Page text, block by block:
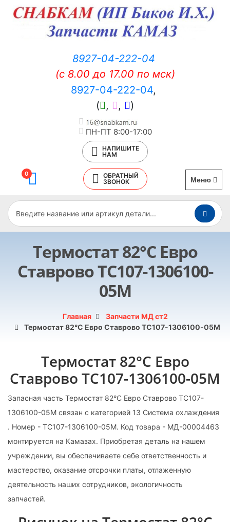
8927-04-222-04
(c 8.00 до 17.00 по мск)
8927-04-222-04,
(
, , )
ПН-ПТ 8:00-17:00
НАПИШИТЕ
НАМ
0
ОБРАТНЫЙ
ЗВОНОК
Меню
Термостат 82°С Евро
Ставрово ТС107-1306100-
05М
Главная
Запчасти МД ст2
Термостат 82°С Евро Ставрово ТС107-1306100-05М
Термостат 82°С Евро
Ставрово ТС107-1306100-05М
Запасная часть Термостат 82°С Евро Ставрово ТС107-
1306100-05М связан с категорией 13 Система охлаждения
. Номер - ТС107-1306100-05М. Код товара - МД-00004463
монтируется на Камазах. Приобретая деталь на нашем
учреждении, вы обеспечиваете себе ответственность и
мастерство, оказание отсрочки платы, отлаженную
деятельность наших сотрудников, экологичность
запчастей.